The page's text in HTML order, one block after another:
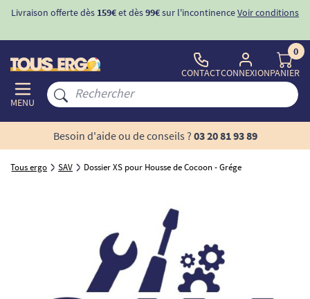
Livraison offerte dès 159€et dès99€sur l'incontinenceVoir conditions
MENU
CONTACTCONNEXION
0
PANIER
Besoin d'aide ou de conseils ? 03 20 81 93 89
Tous ergo SAV Dossier XS pour Housse de Cocoon - Grége